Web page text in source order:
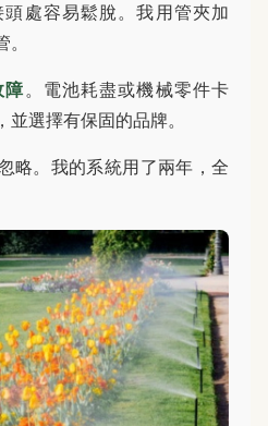
頭處容易鬆脫。我用管夾加
障。電池耗盡或機械零件卡
選擇有保固的品牌。
略。我的系統用了兩年，全